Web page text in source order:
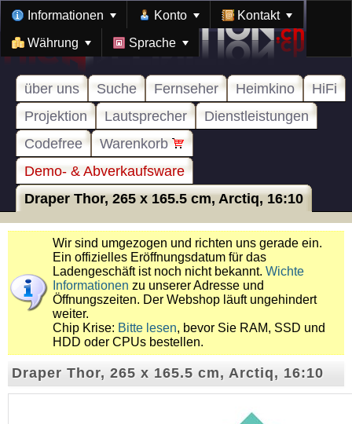
Informationen Konto Kontakt
Währung Sprache
über uns Suche Fernseher Heimkino
HiFi
Projektion
Lautsprecher
Dienstleistungen
Codefree
Warenkorb
Demo- & Abverkaufsware
Draper Thor, 265 x 165.5 cm, Arctiq, 16:10
Wir sind umgezogen und richten uns gerade ein.
Ein offizielles Eröffnungsdatum für das
Ladengeschäft ist noch nicht bekannt. Wichte
Informationen zu unserer Adresse und
Öffnungszeiten. Der Webshop läuft ungehindert
weiter.
Chip Krise: Bitte lesen, bevor Sie RAM, SSD und
HDD oder CPUs bestellen.
Draper Thor, 265 x 165.5 cm, Arctiq, 16:10